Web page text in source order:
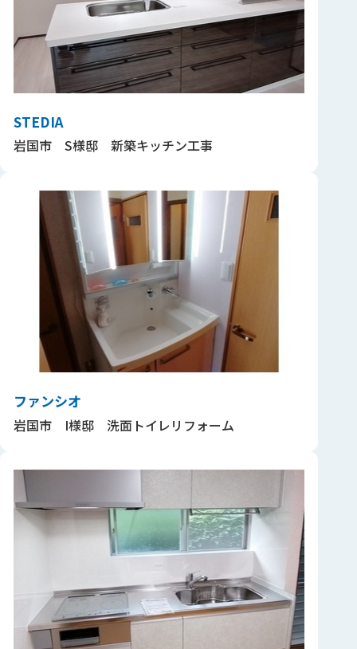
STEDIA
岩国市 S様邸 新築キッチン工事
ファンシオ
岩国市 I様邸 洗面トイレリフォーム